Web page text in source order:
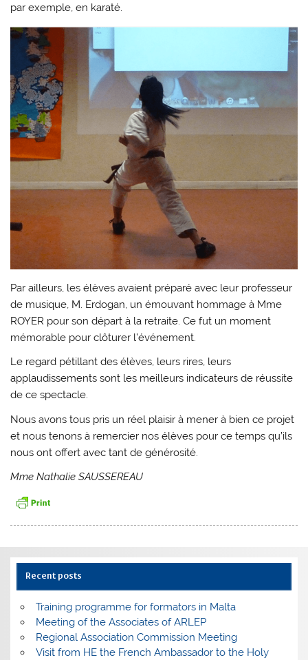
par exemple, en karaté.
Par ailleurs, les élèves avaient préparé avec leur professeur
de musique, M. Erdogan, un émouvant hommage à Mme
ROYER pour son départ à la retraite. Ce fut un moment
mémorable pour clôturer l’événement.
Le regard pétillant des élèves, leurs rires, leurs
applaudissements sont les meilleurs indicateurs de réussite
de ce spectacle.
Nous avons tous pris un réel plaisir à mener à bien ce projet
et nous tenons à remercier nos élèves pour ce temps qu’ils
nous ont offert avec tant de générosité.
Mme Nathalie SAUSSEREAU
Recent posts
Training programme for formators in Malta
Meeting of the Associates of ARLEP
Regional Association Commission Meeting
Visit from HE the French Ambassador to the Holy